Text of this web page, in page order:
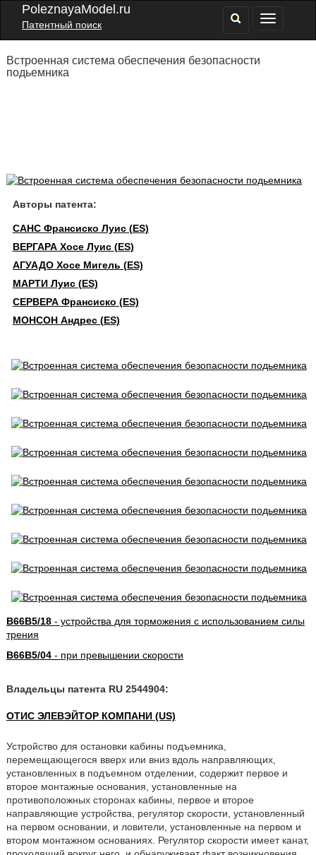
PoleznayaModel.ru
Патентный поиск
Встроенная система обеспечения безопасности
подьемника
Авторы патента:
САНС Франсиско Луис (ES)
ВЕРГАРА Хосе Луис (ES)
АГУАДО Хосе Мигель (ES)
МАРТИ Луис (ES)
СЕРВЕРА Франсиско (ES)
МОНСОН Андрес (ES)
B66B5/18- устройства для торможения с использованием силы
трения
B66B5/04- при превышении скорости
Владельцы патента RU 2544904:
ОТИС ЭЛЕВЭЙТОР КОМПАНИ (US)
Устройство для остановки кабины подъемника,
перемещающегося вверх или вниз вдоль направляющих,
установленных в подъемном отделении, содержит первое и
второе монтажные основания, установленные на
противоположных сторонах кабины, первое и второе
направляющие устройства, регулятор скорости, установленный
на первом основании, и ловители, установленные на первом и
втором монтажном основаниях. Регулятор скорости имеет канат,